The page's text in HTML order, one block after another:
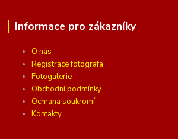
Informace pro zákazníky
O nás
Registrace fotografa
Fotogalerie
Obchodní podmínky
Ochrana soukromí
Kontakty